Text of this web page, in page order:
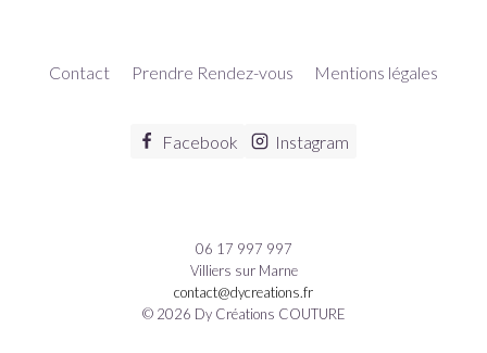
Contact Prendre Rendez-vous Mentions légales
Facebook Instagram
06 17 997 997
Villiers sur Marne
contact@dycreations.fr
© 2026 Dy Créations COUTURE